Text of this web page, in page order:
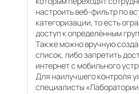
настроить веб-фильтр по
категоризации, то есть
доступ к определённым
Также можно вручную
список, либо запретить
интернет с мобильного
Для наилучшего контроля
специалисты «Лаборатории